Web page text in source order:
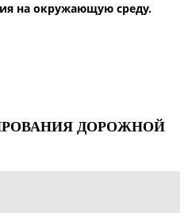
на окружающую среду.
ДОРОЖНОЙ